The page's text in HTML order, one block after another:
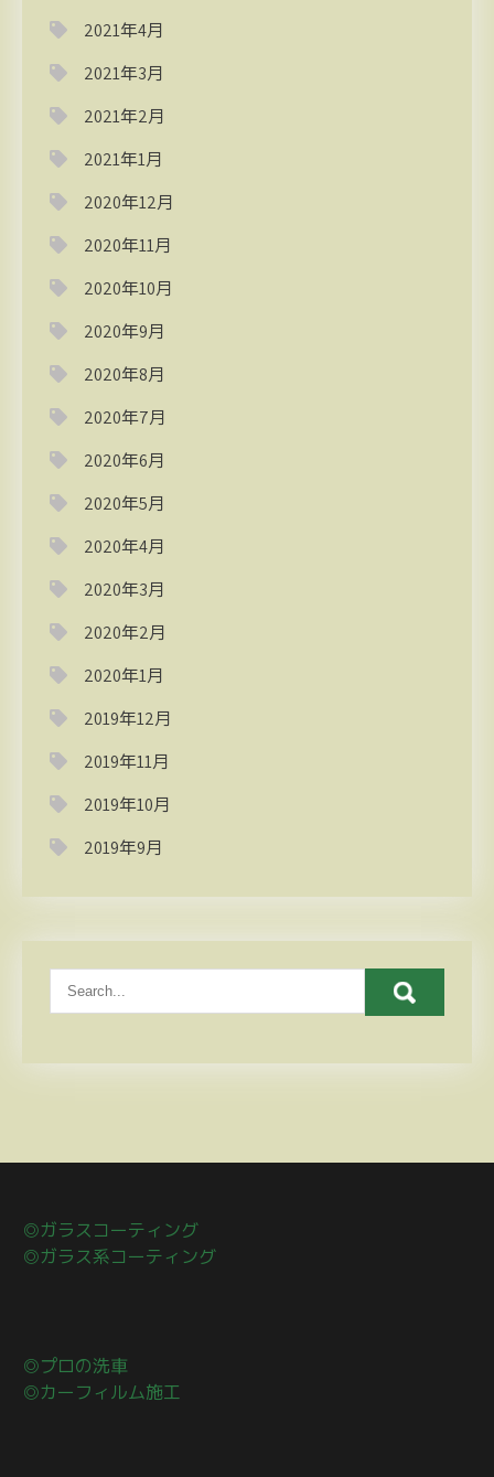
2021年4月
2021年3月
2021年2月
2021年1月
2020年12月
2020年11月
2020年10月
2020年9月
2020年8月
2020年7月
2020年6月
2020年5月
2020年4月
2020年3月
2020年2月
2020年1月
2019年12月
2019年11月
2019年10月
2019年9月
◎ガラスコーティング
◎ガラス系コーティング
◎プロの洗車
◎カーフィルム施工